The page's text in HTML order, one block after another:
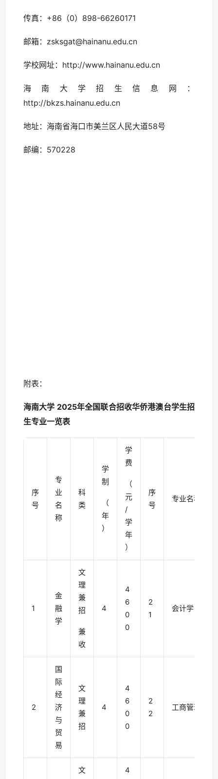
传真：+86（0）898-66260171
邮箱：zsksgat@hainanu.edu.cn
学校网址： http://www.hainanu.edu.cn
海南大学招生信息网：
http://bkzs.hainanu.edu.cn
地址：海南省海口市美兰区人民大道58号
邮编：570228
附表：
海南大学 2025年全国联合招收华侨港澳台学生招
生专业一览表
序
号
专
业
名
称
科
类
学
制
（
年
）
学
费
（
元
/
学
年
）
序
号
专业名称
1
金
融
学
文
理
兼
招
兼
收
4
4
6
0
0
2
1
会计学
2
国
际
经
济
与
贸
易
文
理
兼
招
4
4
6
0
0
2
2
工商管理
文
4